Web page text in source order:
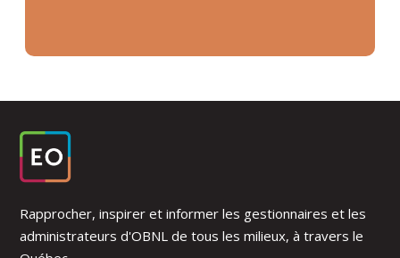
Rapprocher, inspirer et informer les gestionnaires et les
administrateurs d'OBNL de tous les milieux, à travers le